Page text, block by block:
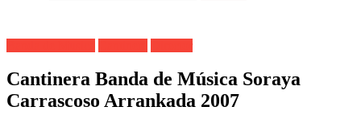
Cantinera Banda de Música Soraya
Carrascoso Arrankada 2007